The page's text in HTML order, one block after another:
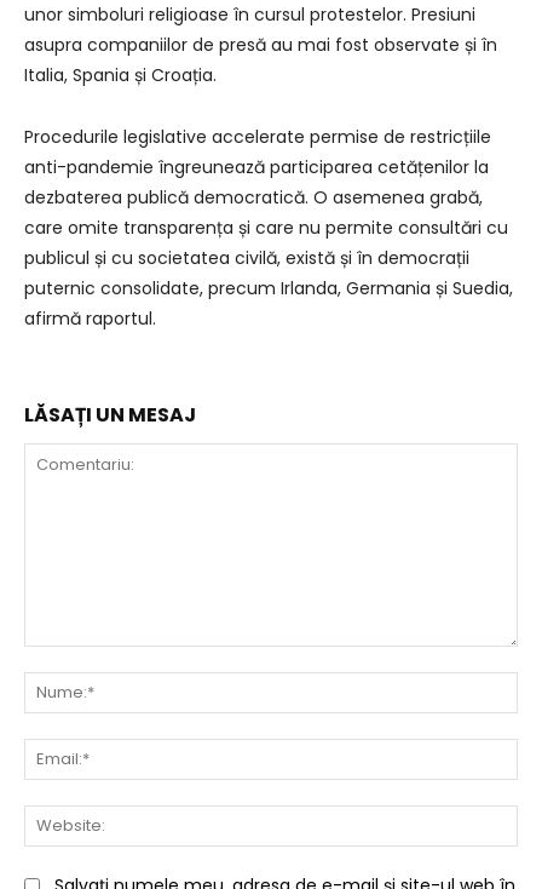
unor simboluri religioase în cursul protestelor. Presiuni
asupra companiilor de presă au mai fost observate și în
Italia, Spania și Croația.
Procedurile legislative accelerate permise de restricțiile
anti-pandemie îngreunează participarea cetățenilor la
dezbaterea publică democratică. O asemenea grabă,
care omite transparența și care nu permite consultări cu
publicul și cu societatea civilă, există și în democrații
puternic consolidate, precum Irlanda, Germania și Suedia,
afirmă raportul.
LĂSAȚI UN MESAJ